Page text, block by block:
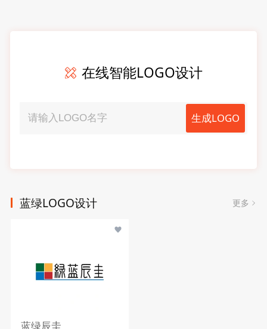
在线智能LOGO设计
生成LOGO
蓝绿LOGO设计 更多
蓝绿辰圭